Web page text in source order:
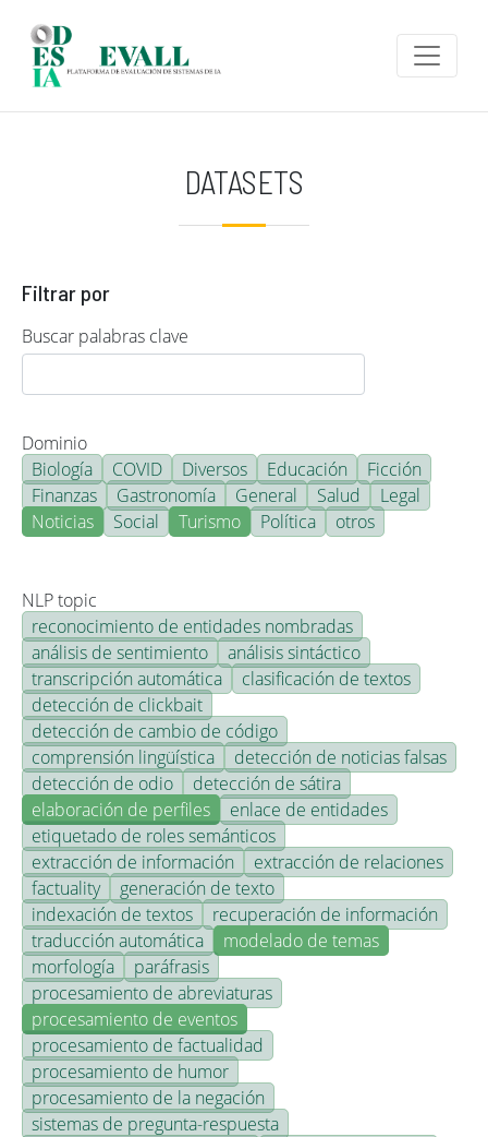
DATASETS
Filtrar por
Buscar palabras clave
Dominio
Biología
COVID Diversos Educación
Ficción
Finanzas
Gastronomía General Salud
Legal
Noticias
Social Turismo Política otros
NLP topic
reconocimiento de entidades nombradas
análisis de sentimiento
análisis sintáctico
transcripción automática
clasificación de textos
detección de clickbait
detección de cambio de código
comprensión lingüística
detección de noticias falsas
detección de odio
detección de sátira
elaboración de perfiles
enlace de entidades
etiquetado de roles semánticos
extracción de información
extracción de relaciones
factuality
generación de texto
indexación de textos
recuperación de información
traducción automática
modelado de temas
morfología
paráfrasis
procesamiento de abreviaturas
procesamiento de eventos
procesamiento de factualidad
procesamiento de humor
procesamiento de la negación
sistemas de pregunta-respuesta